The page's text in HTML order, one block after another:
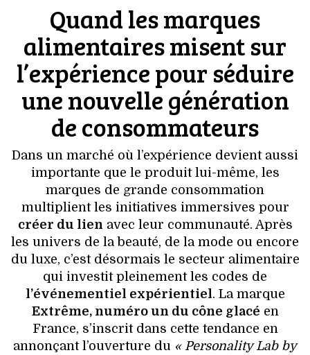
Quand les marques
alimentaires misent sur
l’expérience pour séduire
une nouvelle génération
de consommateurs
Dans un marché où l’expérience devient aussi
importante que le produit lui-même, les
marques de grande consommation
multiplient les initiatives immersives pour
créer du lien avec leur communauté. Après
les univers de la beauté, de la mode ou encore
du luxe, c’est désormais le secteur alimentaire
qui investit pleinement les codes de
l’événementiel expérientiel. La marque
Extrême, numéro un du cône glacé en
France, s’inscrit dans cette tendance en
annonçant l’ouverture du « Personality Lab by